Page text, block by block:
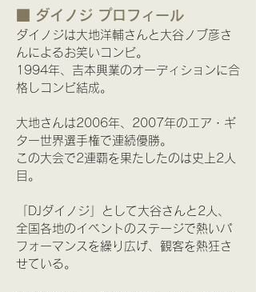
■ ダイノジ プロフィール
ダイノジは大地洋輔さんと大谷ノブ彦さ
んによるお笑いコンビ。
1994年、吉本興業のオーディションに合
格しコンビ結成。
大地さんは2006年、2007年のエア・ギ
ター世界選手権で連続優勝。
この大会で2連覇を果たしたのは史上2人
目。
「DJダイノジ」として大谷さんと2人、
全国各地のイベントのステージで熱いパ
フォーマンスを繰り広げ、観客を熱狂さ
せている。